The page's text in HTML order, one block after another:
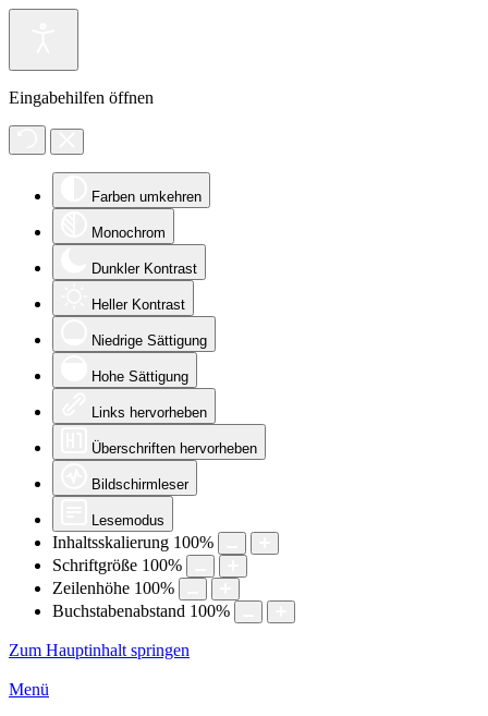
Eingabehilfen öffnen
Farben umkehren
Monochrom
Dunkler Kontrast
Heller Kontrast
Niedrige Sättigung
Hohe Sättigung
Links hervorheben
Überschriften hervorheben
Bildschirmleser
Lesemodus
Inhaltsskalierung 100%
Schriftgröße 100%
Zeilenhöhe 100%
Buchstabenabstand 100%
Zum Hauptinhalt springen
Menü